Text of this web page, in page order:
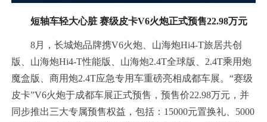
短轴车轻大心脏 赛级皮卡V6火炮正式预售22.98万元
8月，长城炮品牌携V6火炮、山海炮Hi4-T旅居共创
版、山海炮Hi4-T性能版、山海炮2.4T全球版、2.4T乘用炮
魔盒版、商用炮2.4T应急专用车重磅亮相成都车展。“赛级
皮卡”V6火炮于成都车展正式预售，预售价22.98万元，并
同步推出三大专属预售权益，包括：15000元置换礼、5000